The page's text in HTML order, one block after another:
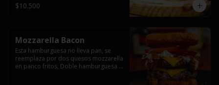
$10.500
Mozzarella Bacon
Esta hamburguesa no lleva pan, se
reemplaza por dos quesos mozzarella
en panco fritos, Doble hamburguesa